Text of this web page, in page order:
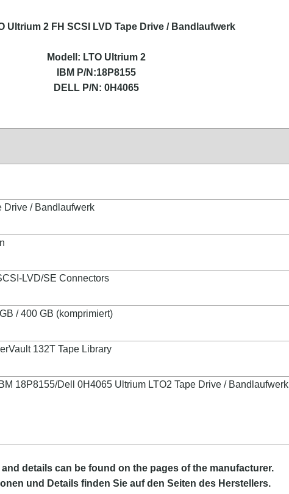
Ultrium 2 FH SCSI LVD Tape Drive / Bandlaufwerk
Modell: LTO Ultrium 2
IBM P/N:18P8155
DELL P/N: 0H4065
Drive / Bandlaufwerk
LVD/SE Connectors
/ 400 GB (komprimiert)
132T Tape Library
18P8155/Dell 0H4065 Ultrium LTO2 Tape Drive / Bandlaufwerk
details can be found on the pages of the manufacturer.
und Details finden Sie auf den Seiten des Herstellers.